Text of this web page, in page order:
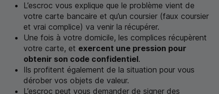
L’escroc vous explique que le problème vient de
votre carte bancaire et qu’un coursier (faux coursier
et vrai complice) va venir la récupérer.
Une fois à votre domicile, les complices récupèrent
votre carte, et exercent une pression pour
obtenir son code confidentiel.
Ils profitent également de la situation pour vous
dérober vos objets de valeur.
L’escroc peut vous demander de signer des